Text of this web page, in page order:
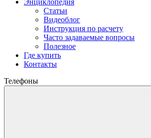
Энциклопедия
Статьи
Видеоблог
Инструкция по расчету
Часто задаваемые вопросы
Полезное
Где купить
Контакты
Телефоны